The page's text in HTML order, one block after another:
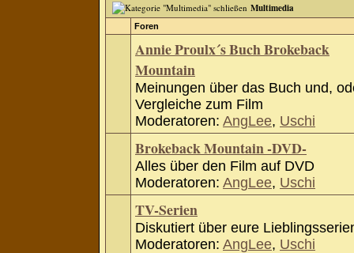
Multimedia
Foren
Annie Proulx´s Buch Brokeback
Mountain
Meinungen über das Buch und,
Vergleiche zum Film
Moderatoren: AngLee, Uschi
Brokeback Mountain -DVD-
Alles über den Film auf DVD
Moderatoren: AngLee, Uschi
TV-Serien
Diskutiert über eure
Moderatoren: AngLee, Uschi